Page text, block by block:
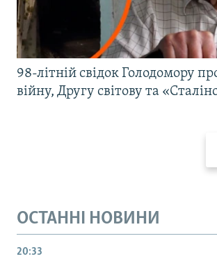
98-літній свідок Голодомору
війну, Другу світову та
ОСТАННІ НОВИНИ
20:33